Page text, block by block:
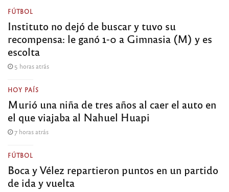
FÚTBOL
Instituto no dejó de buscar y tuvo su
recompensa: le ganó 1-0 a Gimnasia (M) y es
escolta
5 horas atrás
HOY PAÍS
Murió una niña de tres años al caer el auto en
el que viajaba al Nahuel Huapi
7 horas atrás
FÚTBOL
Boca y Vélez repartieron puntos en un partido
de ida y vuelta